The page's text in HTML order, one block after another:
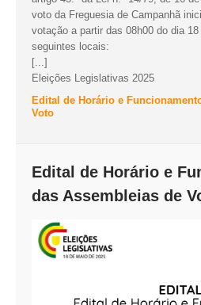
voto da Freguesia de Campanhã
votação a partir das 08h00 do dia
seguintes locais:
[...]
Eleições Legislativas 2025
Edital de Horário e
Voto
Edital de Horário e
das Assembleias de